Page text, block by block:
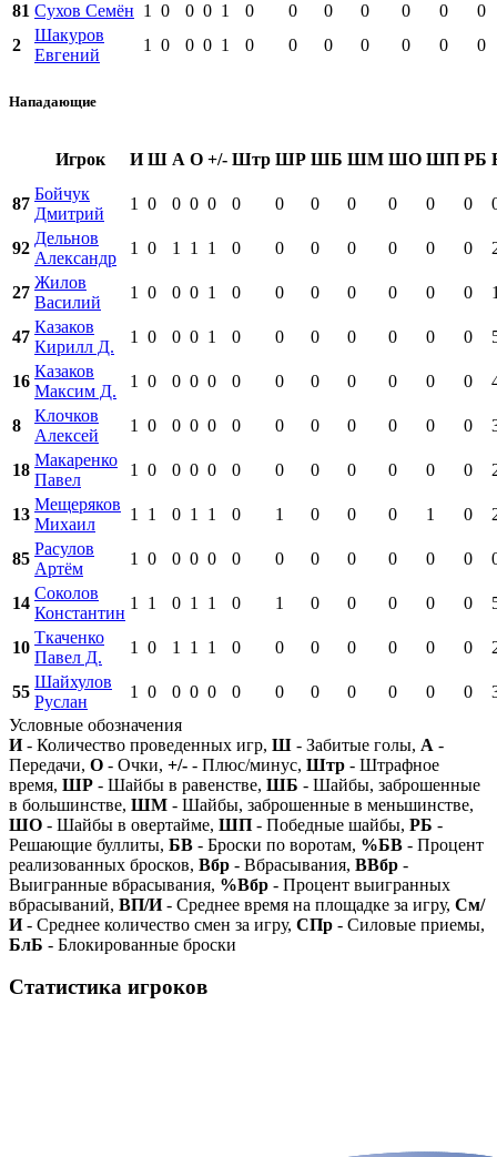
81 Сухов Семён 1 0 0 0 1 0 0 0 0 0 0
0
2
Шакуров
Евгений
1 0 0 0 1 0 0 0 0 0 0 0
Нападающие
Игрок И Ш А О +/- Штр ШР ШБ ШМ ШО ШП РБ
87
Бойчук
Дмитрий
1 0 0 0 0 0 0 0 0 0 0 0
92
Дельнов
Александр
1 0 1 1 1 0 0 0 0 0 0 0
27
Жилов
Василий
1 0 0 0 1 0 0 0 0 0 0 0
47
Казаков
Кирилл Д.
1 0 0 0 1 0 0 0 0 0 0 0
16
Казаков
Максим Д.
1 0 0 0 0 0 0 0 0 0 0 0
8
Клочков
Алексей
1 0 0 0 0 0 0 0 0 0 0 0
18
Макаренко
Павел
1 0 0 0 0 0 0 0 0 0 0 0
13
Мещеряков
Михаил
1 1 0 1 1 0 1 0 0 0 1 0
85
Расулов
Артём
1 0 0 0 0 0 0 0 0 0 0 0
14
Соколов
Константин
1 1 0 1 1 0 1 0 0 0 0 0
10
Ткаченко
Павел Д.
1 0 1 1 1 0 0 0 0 0 0 0
55
Шайхулов
Руслан
1 0 0 0 0 0 0 0 0 0 0 0
Условные обозначения
И- Количество проведенных игр, Ш - Забитые голы, А -
Передачи, О - Очки, +/- - Плюс/минус, Штр - Штрафное
время, ШР - Шайбы в равенстве, ШБ - Шайбы, заброшенные
в большинстве, ШМ - Шайбы, заброшенные в меньшинстве,
ШО - Шайбы в овертайме, ШП - Победные шайбы, РБ -
Решающие буллиты, БВ - Броски по воротам, %БВ - Процент
реализованных бросков, Вбр - Вбрасывания, ВВбр -
Выигранные вбрасывания, %Вбр - Процент выигранных
вбрасываний, ВП/И- Среднее время на площадке за игру, См/
И- Среднее количество смен за игру, СПр - Силовые приемы,
БлБ - Блокированные броски
Статистика игроков